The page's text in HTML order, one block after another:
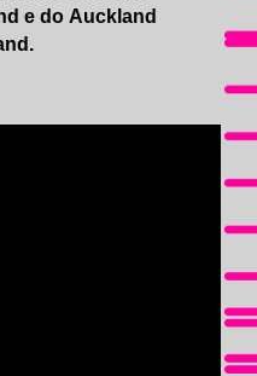
e do Auckland